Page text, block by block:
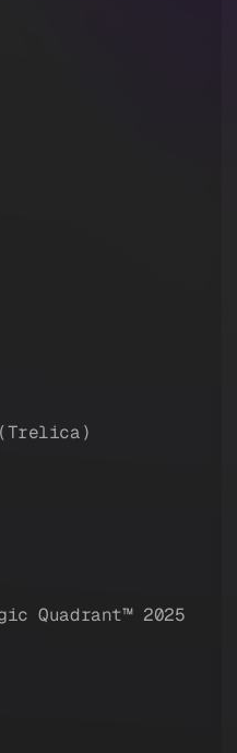
(Trelica)
Quadrant™ 2025